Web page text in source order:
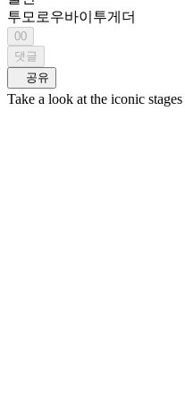
투모로우바이투게더
00
댓글
공유